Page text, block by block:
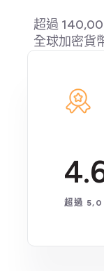
超過
全球加密貨
超過